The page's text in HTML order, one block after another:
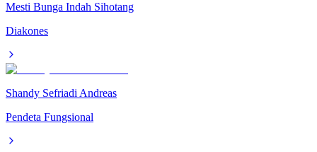
Mesti Bunga Indah Sihotang
Diakones
Shandy Sefriadi Andreas
Pendeta Fungsional